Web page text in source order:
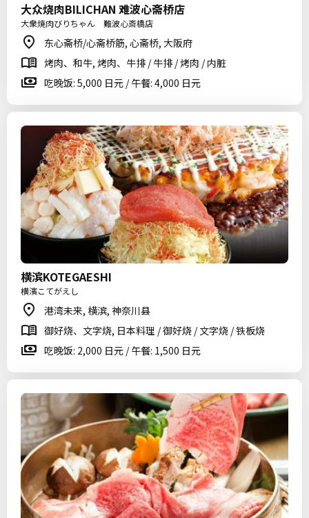
大众烧肉BILICHAN 难波心斋桥店
大衆焼肉びりちゃん 難波心斎橋店
东心斋桥/心斋桥筋, 心斋桥, 大阪府
烤肉、和牛, 烤肉、牛排 / 牛排 / 烤肉 / 内脏
吃晚饭: 5,000 日元 / 午餐: 4,000 日元
横滨KOTEGAESHI
横濱こてがえし
港湾未来, 横滨, 神奈川县
御好烧、文字烧, 日本料理 / 御好烧 / 文字烧 / 铁板烧
吃晚饭: 2,000 日元 / 午餐: 1,500 日元